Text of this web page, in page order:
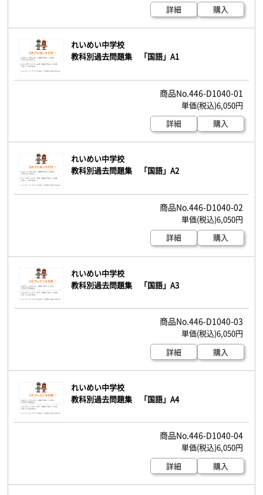
詳細
購入
れいめい中学校
教科別過去問題集 「国語」A1
446-D1040-01
6,050円
詳細
購入
れいめい中学校
教科別過去問題集 「国語」A2
446-D1040-02
6,050円
詳細
購入
れいめい中学校
教科別過去問題集 「国語」A3
446-D1040-03
6,050円
詳細
購入
れいめい中学校
教科別過去問題集 「国語」A4
446-D1040-04
6,050円
詳細
購入